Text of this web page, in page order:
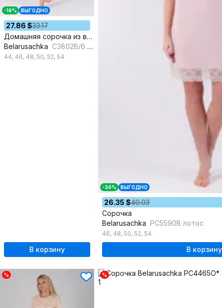
-16% ВЫГОДНО
27.86 $33.17
Домашняя сорочка из вискозы и трикотажа в розовом цвете
Belarusachka С3802В/6 александрит
44, 46, 48, 50, 52, 54
В корзину
-34% ВЫГОДНО
26.35 $40.03
Сорочка
Belarusachka РС5590В лотос
46, 48, 50, 52, 54
В корзину
% %